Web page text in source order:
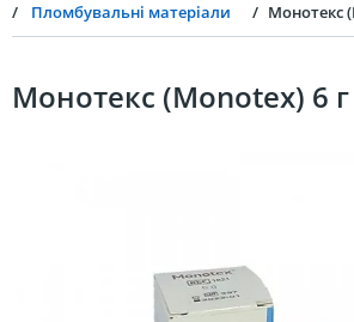
Пломбувальні матеріали
Монотекс
Монотекс (Monotex) 6 г